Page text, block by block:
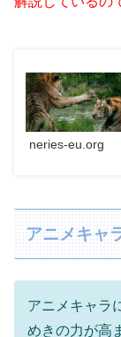
neries-eu.org
アニメキャ
アニメキャラ
めきの力が高